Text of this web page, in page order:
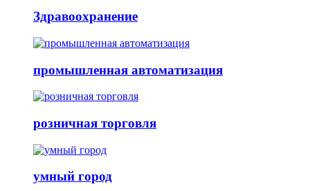
Здравоохранение
промышленная автоматизация
розничная торговля
умный город